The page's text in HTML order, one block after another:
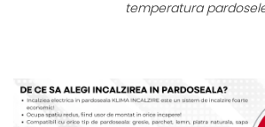
temperatura